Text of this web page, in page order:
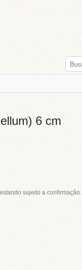
6 cm
sujeito a confirmação.